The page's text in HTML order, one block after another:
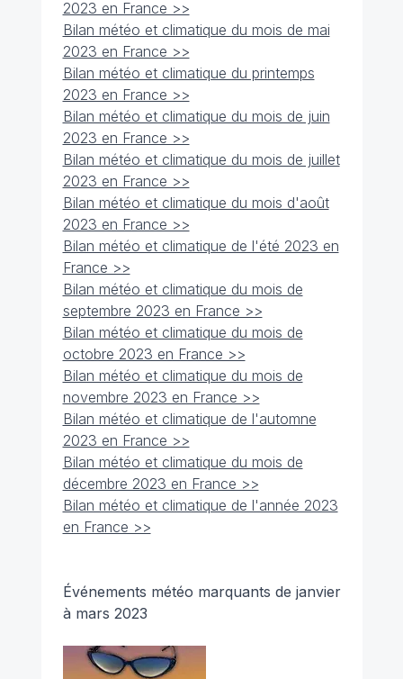
2023 en France >>
Bilan météo et climatique du mois de mai
2023 en France >>
Bilan météo et climatique du printemps
2023 en France >>
Bilan météo et climatique du mois de juin
2023 en France >>
Bilan météo et climatique du mois de juillet
2023 en France >>
Bilan météo et climatique du mois d'août
2023 en France >>
Bilan météo et climatique de l'été 2023 en
France >>
Bilan météo et climatique du mois de
septembre 2023 en France >>
Bilan météo et climatique du mois de
octobre 2023 en France >>
Bilan météo et climatique du mois de
novembre 2023 en France >>
Bilan météo et climatique de l'automne
2023 en France >>
Bilan météo et climatique du mois de
décembre 2023 en France >>
Bilan météo et climatique de l'année 2023
en France >>
Événements météo marquants de janvier
à mars 2023